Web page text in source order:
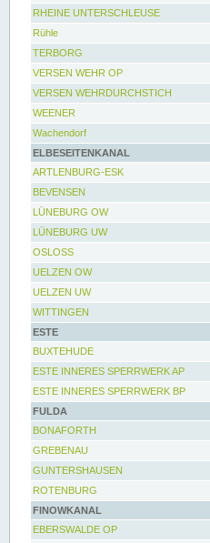
RHEINE UNTERSCHLEUSE
Rühle
TERBORG
VERSEN WEHR OP
VERSEN WEHRDURCHSTICH
WEENER
Wachendorf
ELBESEITENKANAL
ARTLENBURG-ESK
BEVENSEN
LÜNEBURG OW
LÜNEBURG UW
OSLOSS
UELZEN OW
UELZEN UW
WITTINGEN
ESTE
BUXTEHUDE
ESTE INNERES SPERRWERK AP
ESTE INNERES SPERRWERK BP
FULDA
BONAFORTH
GREBENAU
GUNTERSHAUSEN
ROTENBURG
FINOWKANAL
EBERSWALDE OP